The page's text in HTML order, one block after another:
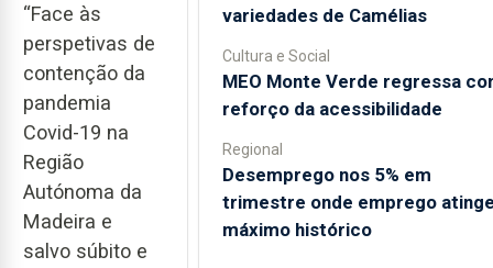
“Face às
perspetivas de
contenção da
pandemia
Covid-19 na
Região
Autónoma da
Madeira e
salvo súbito e
variedades de Camélias
Cultura e Social
MEO Monte Verde regressa
reforço da acessibilidade
Regional
Desemprego nos 5% em
trimestre onde emprego
máximo histórico